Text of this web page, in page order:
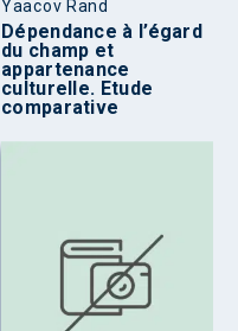
Yaacov Rand
Dépendance à l’égard
du champ et
appartenance
culturelle. Etude
comparative